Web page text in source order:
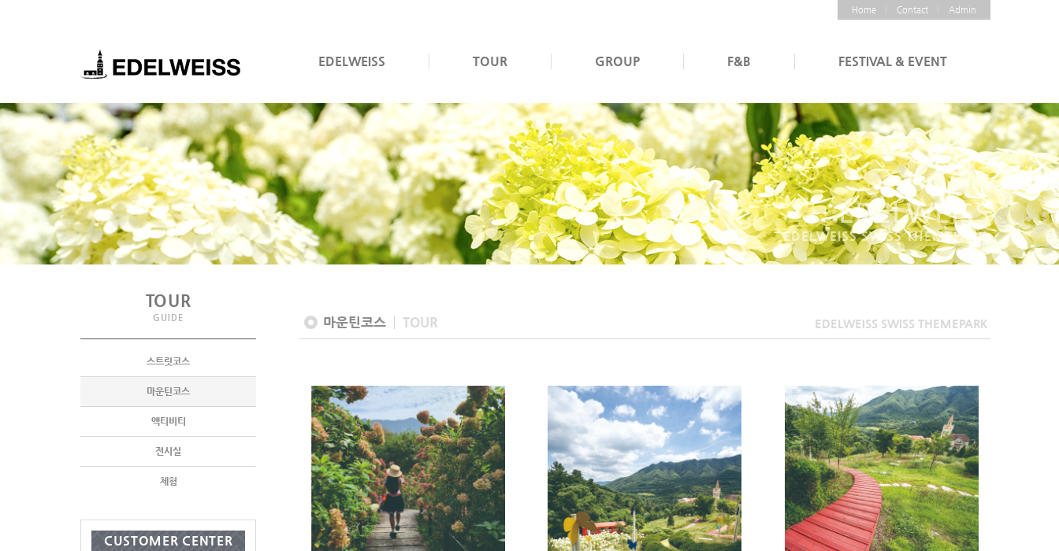
Home Contact Admin
EDELWEISS TOUR GROUP F&B FESTIVAL & EVENT
EDELWEISS
EDELWEISS SWISS THEMEPARK
TOUR
GUIDE
스트릿코스
마운틴코스
액티비티
전시실
체험
CUSTOMER CENTER
마운틴코스 TOUR EDELWEISS SWISS THEMEPARK